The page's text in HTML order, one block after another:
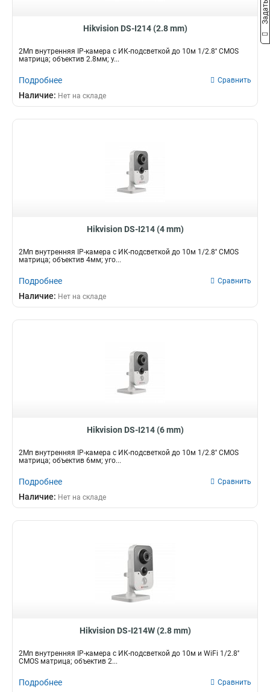
Hikvision DS-I214 (2.8 mm)
2Мп внутренняя IP-камера c ИК-подсветкой до 10м 1/2.8'' CMOS
матрица; объектив 2.8мм; у...
Подробнее Сравнить
Наличие: Нет на складе
Hikvision DS-I214 (4 mm)
2Мп внутренняя IP-камера c ИК-подсветкой до 10м 1/2.8'' CMOS
матрица; объектив 4мм; уго...
Подробнее Сравнить
Наличие: Нет на складе
Hikvision DS-I214 (6 mm)
2Мп внутренняя IP-камера c ИК-подсветкой до 10м 1/2.8'' CMOS
матрица; объектив 6мм; уго...
Подробнее Сравнить
Наличие: Нет на складе
Hikvision DS-I214W (2.8 mm)
2Мп внутренняя IP-камера c ИК-подсветкой до 10м и WiFi 1/2.8''
CMOS матрица; объектив 2...
Подробнее Сравнить